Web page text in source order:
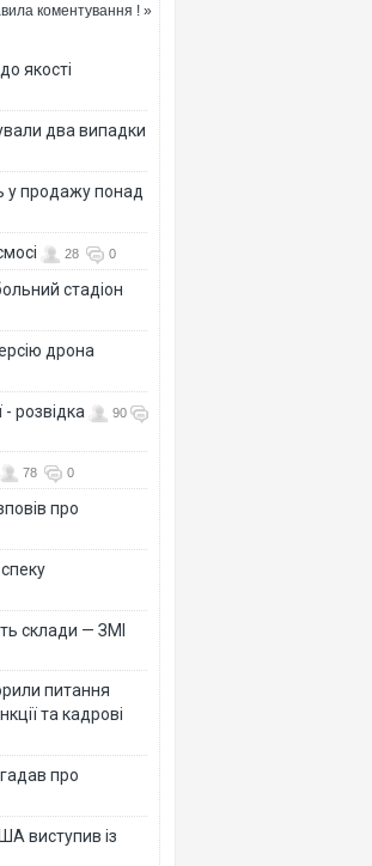
коментування ! »
якості
два випадки
у продажу понад
28 0
стадіон
дрона
- розвідка
90
78 0
про
склади — ЗМІ
питання
та кадрові
про
виступив із